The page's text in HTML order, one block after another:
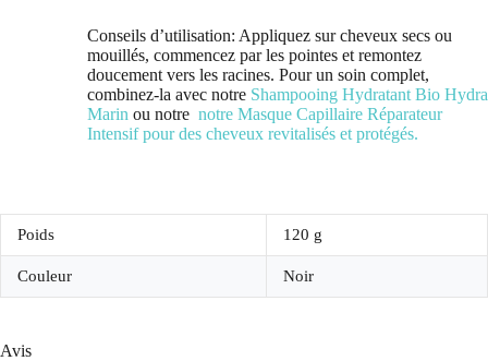
Conseils d’utilisation: Appliquez sur cheveux secs ou
mouillés, commencez par les pointes et remontez
doucement vers les racines. Pour un soin complet,
combinez-la avec notre Shampooing Hydratant Bio Hydra
Marin ou notre notre Masque Capillaire Réparateur
Intensifpour des cheveux revitalisés et protégés.
Poids 120 g
Couleur Noir
Avis